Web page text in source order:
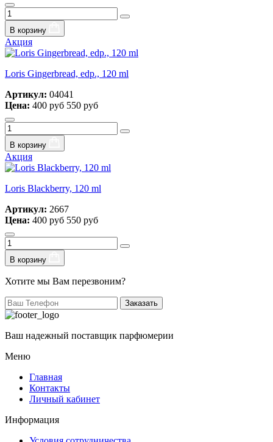
В корзину
Акция
Loris Gingerbread, edp., 120 ml
Артикул: 04041
Цена: 400 руб 550 руб
В корзину
Акция
Loris Blackberry, 120 ml
Артикул: 2667
Цена: 400 руб 550 руб
В корзину
Хотите мы Вам перезвоним?
Заказать
Ваш надежный поставщик парфюмерии
Меню
Главная
Контакты
Личный кабинет
Информация